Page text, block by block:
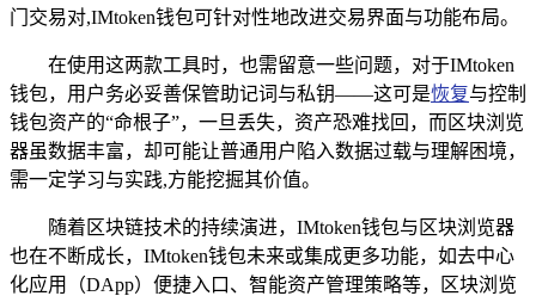
门交易对,IMtoken钱包可针对性地改进交易界面与功能布局。
在使用这两款工具时，也需留意一些问题，对于IMtoken
钱包，用户务必妥善保管助记词与私钥——这可是恢复与控制
钱包资产的“命根子”，一旦丢失，资产恐难找回，而区块浏览
器虽数据丰富，却可能让普通用户陷入数据过载与理解困境，
需一定学习与实践,方能挖掘其价值。
随着区块链技术的持续演进，IMtoken钱包与区块浏览器
也在不断成长，IMtoken钱包未来或集成更多功能，如去中心
化应用（DApp）便捷入口、智能资产管理策略等，区块浏览